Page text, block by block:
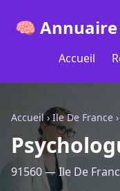
🧠 Annuaire
Accueil
Accueil› Ile De France ›
91560 — Ile De